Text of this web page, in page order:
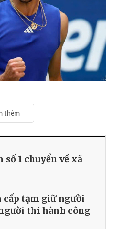
thêm
1 chuyển về xã
tạm giữ người
thi hành công